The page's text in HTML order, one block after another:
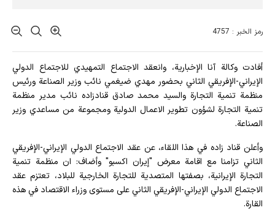
رمز الخبر : 4757
أفادت وکالة آنا الإخباریة، وانعقد الاجتماع التمهيدي للاجتماع الدولي
الإيراني-الإفريقي الثاني بحضور مهدي ضيغمي نائب وزير الصناعة ورئيس
منظمة تنمية التجارة والسيد محمد صادق قنادزاده نائب مدير منظمة
تنمية التجارة لشؤون تطوير الاعمال الدولية ومجموعة من مساعدي وزير
الصناعة.
وأعلن قناد زاده في هذا اللقاء، عن عقد الاجتماع الدولي الإيراني-الإفريقي
الثاني تزامنا مع اقامة معرض "إيران اكسبو" وأضاف: ان منظمة تنمية
التجارة الإيرانية، بصفتها المتصدية للتجارة الخارجية للبلاد، تعتزم عقد
الاجتماع الدولي الإيراني-الإفريقي الثاني على مستوى وزراء الاقتصاد في هذه
القارة.